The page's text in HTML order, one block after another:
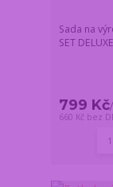
Sada na
SET
799 Kč/
660 Kč bez